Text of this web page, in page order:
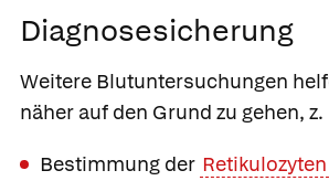
Diagnosesicherung
Weitere Blutuntersuchungen
näher auf den Grund zu gehen,
Bestimmung der Retikulozyten